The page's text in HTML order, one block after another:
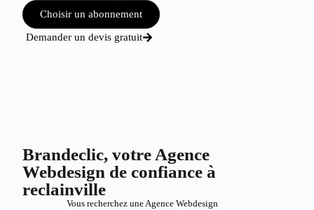
Choisir un abonnement
Demander un devis gratuit
Brandeclic, votre Agence
Webdesign de confiance à
reclainville
Vous recherchez une Agence Webdesign